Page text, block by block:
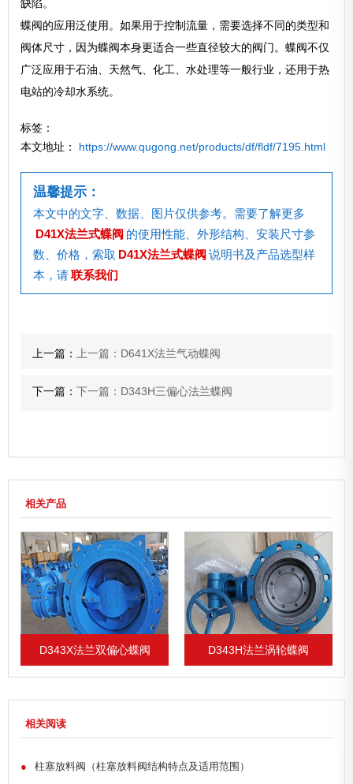
缺陷。
蝶阀的应用泛使用。如果用于控制流量，需要选择不同的类型和
阀体尺寸，因为蝶阀本身更适合一些直径较大的阀门。蝶阀不仅
广泛应用于石油、天然气、化工、水处理等一般行业，还用于热
电站的冷却水系统。
标签：
本文地址： https://www.qugong.net/products/df/fldf/7195.html
温馨提示：
本文中的文字、数据、图片仅供参考。需要了解更多
D41X法兰式蝶阀 的使用性能、外形结构、安装尺寸参
数、价格，索取 D41X法兰式蝶阀 说明书及产品选型样
本，请联系我们
上一篇：上一篇：D641X法兰气动蝶阀
下一篇：下一篇：D343H三偏心法兰蝶阀
相关产品
D343X法兰双偏心蝶阀 D343H法兰涡轮蝶阀
相关阅读
●
柱塞放料阀（柱塞放料阀结构特点及适用范围）